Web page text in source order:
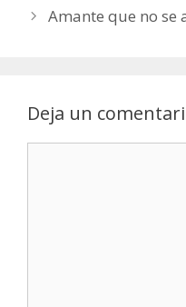
Amante que no se
Deja un